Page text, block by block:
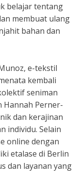
belajar tentang
membuat ulang
bahan dan
e-tekstil
kembali
seniman
Hannah Perner-
dan kerajinan
individu. Selain
online dengan
etalase di Berlin
dan layanan yang